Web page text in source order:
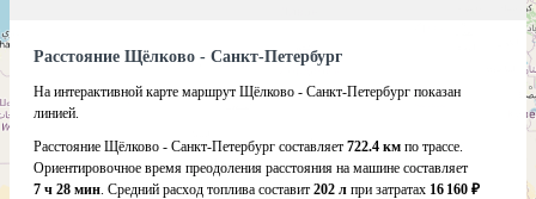
Расстояние Щёлково - Санкт-Петербург
На интерактивной карте маршрут Щёлково - Санкт-Петербург показан
линией.
Расстояние Щёлково - Санкт-Петербург составляет 722.4 км по трассе.
Ориентировочное время преодоления расстояния на машине составляет
7 ч 28 мин. Средний расход топлива составит 202 л при затратах 16 160 ₽